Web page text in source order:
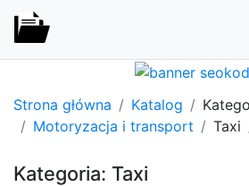
Strona główna Katalog
Motoryzacja i transport
Taxi
Kategoria: Taxi